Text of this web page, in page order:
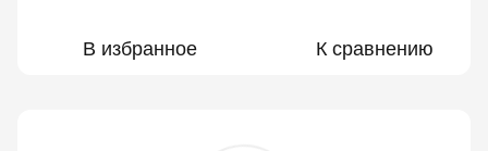
В избранное К сравнению